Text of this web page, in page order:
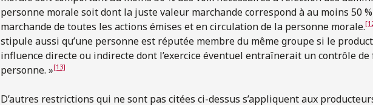
personne morale soit dont la juste valeur marchande correspond à au moins 50
marchande de toutes les actions émises et en circulation de la personne morale.
stipule aussi qu’une personne est réputée membre du même groupe si le
influence directe ou indirecte dont l’exercice éventuel entraînerait un contrôle
personne. »[13]
D’autres restrictions qui ne sont pas citées ci-dessus s’appliquent aux